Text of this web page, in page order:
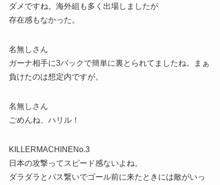
ダメですね。海外組も多く出場しましたが
存在感もなかった。
名無しさん
ガーナ相手に3バックで簡単に裏とられてましたね。まぁ
負けたのは想定内ですが。
名無しさん
ごめんね、ハリル！
KILLERMACHINENo.3
日本の攻撃ってスピード感ないよね。
ダラダラとパス繋いでゴール前に来たときには敵がいっ